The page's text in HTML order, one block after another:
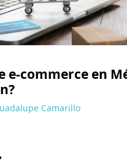
e-commerce en
Camarillo